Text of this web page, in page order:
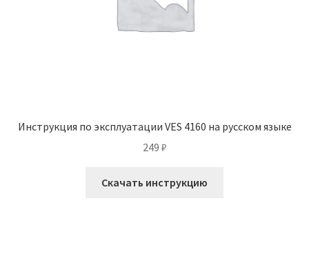
Инструкция по эксплуатации VES 4160 на русском языке
249 ₽
Скачать инструкцию